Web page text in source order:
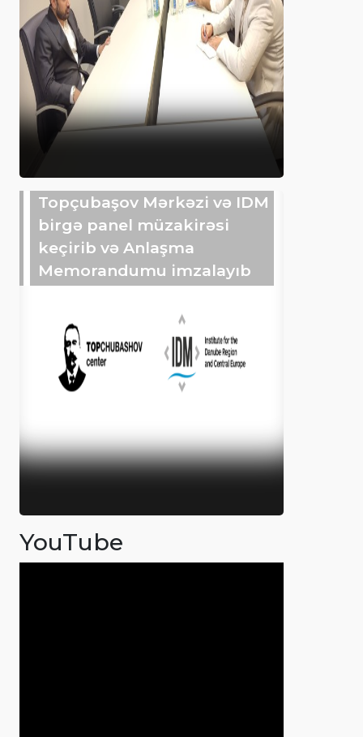
Topçubaşov Mərkəzi və IDM
birgə panel müzakirəsi
keçirib və Anlaşma
Memorandumu imzalayıb
YouTube